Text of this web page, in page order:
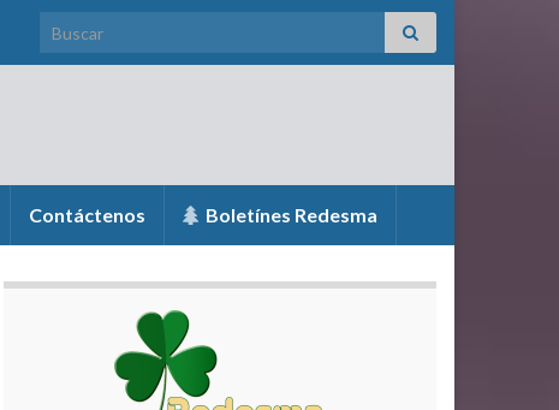
Search for:
Contáctenos Boletínes Redesma